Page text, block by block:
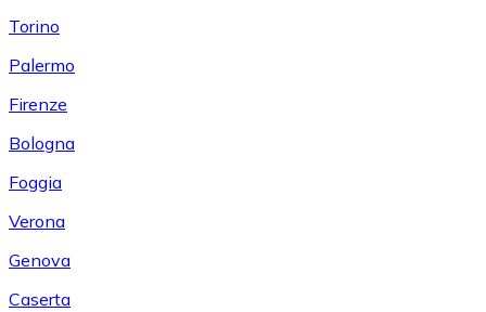
Torino
Palermo
Firenze
Bologna
Foggia
Verona
Genova
Caserta